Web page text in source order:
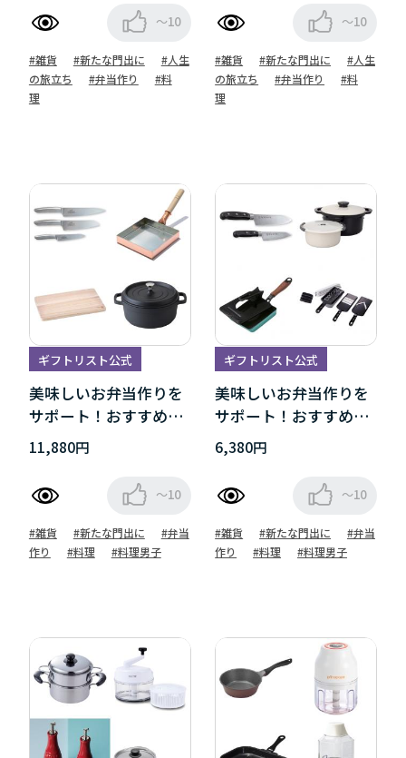
～10
#雑貨 #新たな門出に
#人生
の旅立ち
#弁当作り
#料
理
～10
#雑貨 #新たな門出に
#人生
の旅立ち
#弁当作り
#料
理
ギフトリスト公式
美味しいお弁当作りを
サポート！おすすめグ
ッズ
11,880円
～10
#雑貨 #新たな門出に
#弁当
作り
#料理 #料理男子
ギフトリスト公式
美味しいお弁当作りを
サポート！おすすめグ
ッズ
6,380円
～10
#雑貨 #新たな門出に
#弁当
作り
#料理 #料理男子